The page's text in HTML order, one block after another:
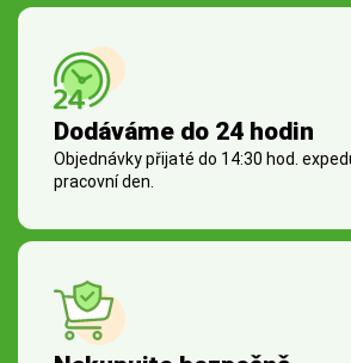
Dodáváme do 24 hodin
Objednávky přijaté do 14:30 hod.
pracovní den.